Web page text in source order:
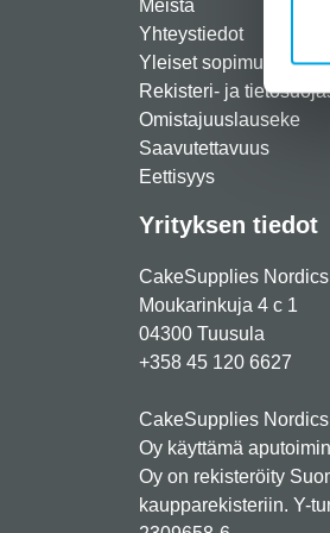
Meistä
Yhteystiedot
Yleiset sopimusehdot
Rekisteri- ja
Omistajuuslauseke
Saavutettavuus
Eettisyys
Yrityksen tiedot
CakeSupplies Nordics
Moukarinkuja 4 c 1
04300 Tuusula
+358 45 120 6627
CakeSupplies
Oy käyttämä
Oy on rekisteröity
kaupparekisteriin. Y-